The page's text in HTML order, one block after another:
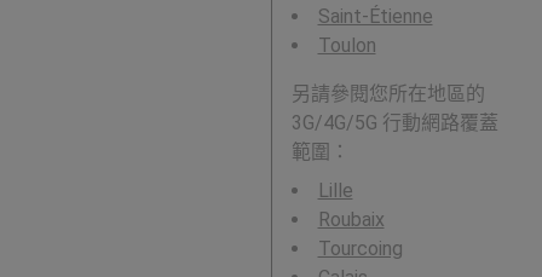
Saint-Étienne
Toulon
另請參閱您所在地區的
3G/4G/5G 行動網路覆蓋
範圍：
Lille
Roubaix
Tourcoing